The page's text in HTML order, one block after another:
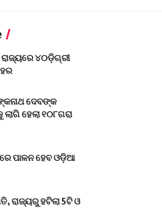
୪୦ଡ଼ିଗ୍ରୀ
ଦେବଙ୍କ
ଲାଗି ହେଲା ୧୦୮ଗରା
ପାଳନ ହେବ ଓଡ଼ିଆ
ରାଜ୍ୟରୁ ହଟିଲା 5ଟି ଓ